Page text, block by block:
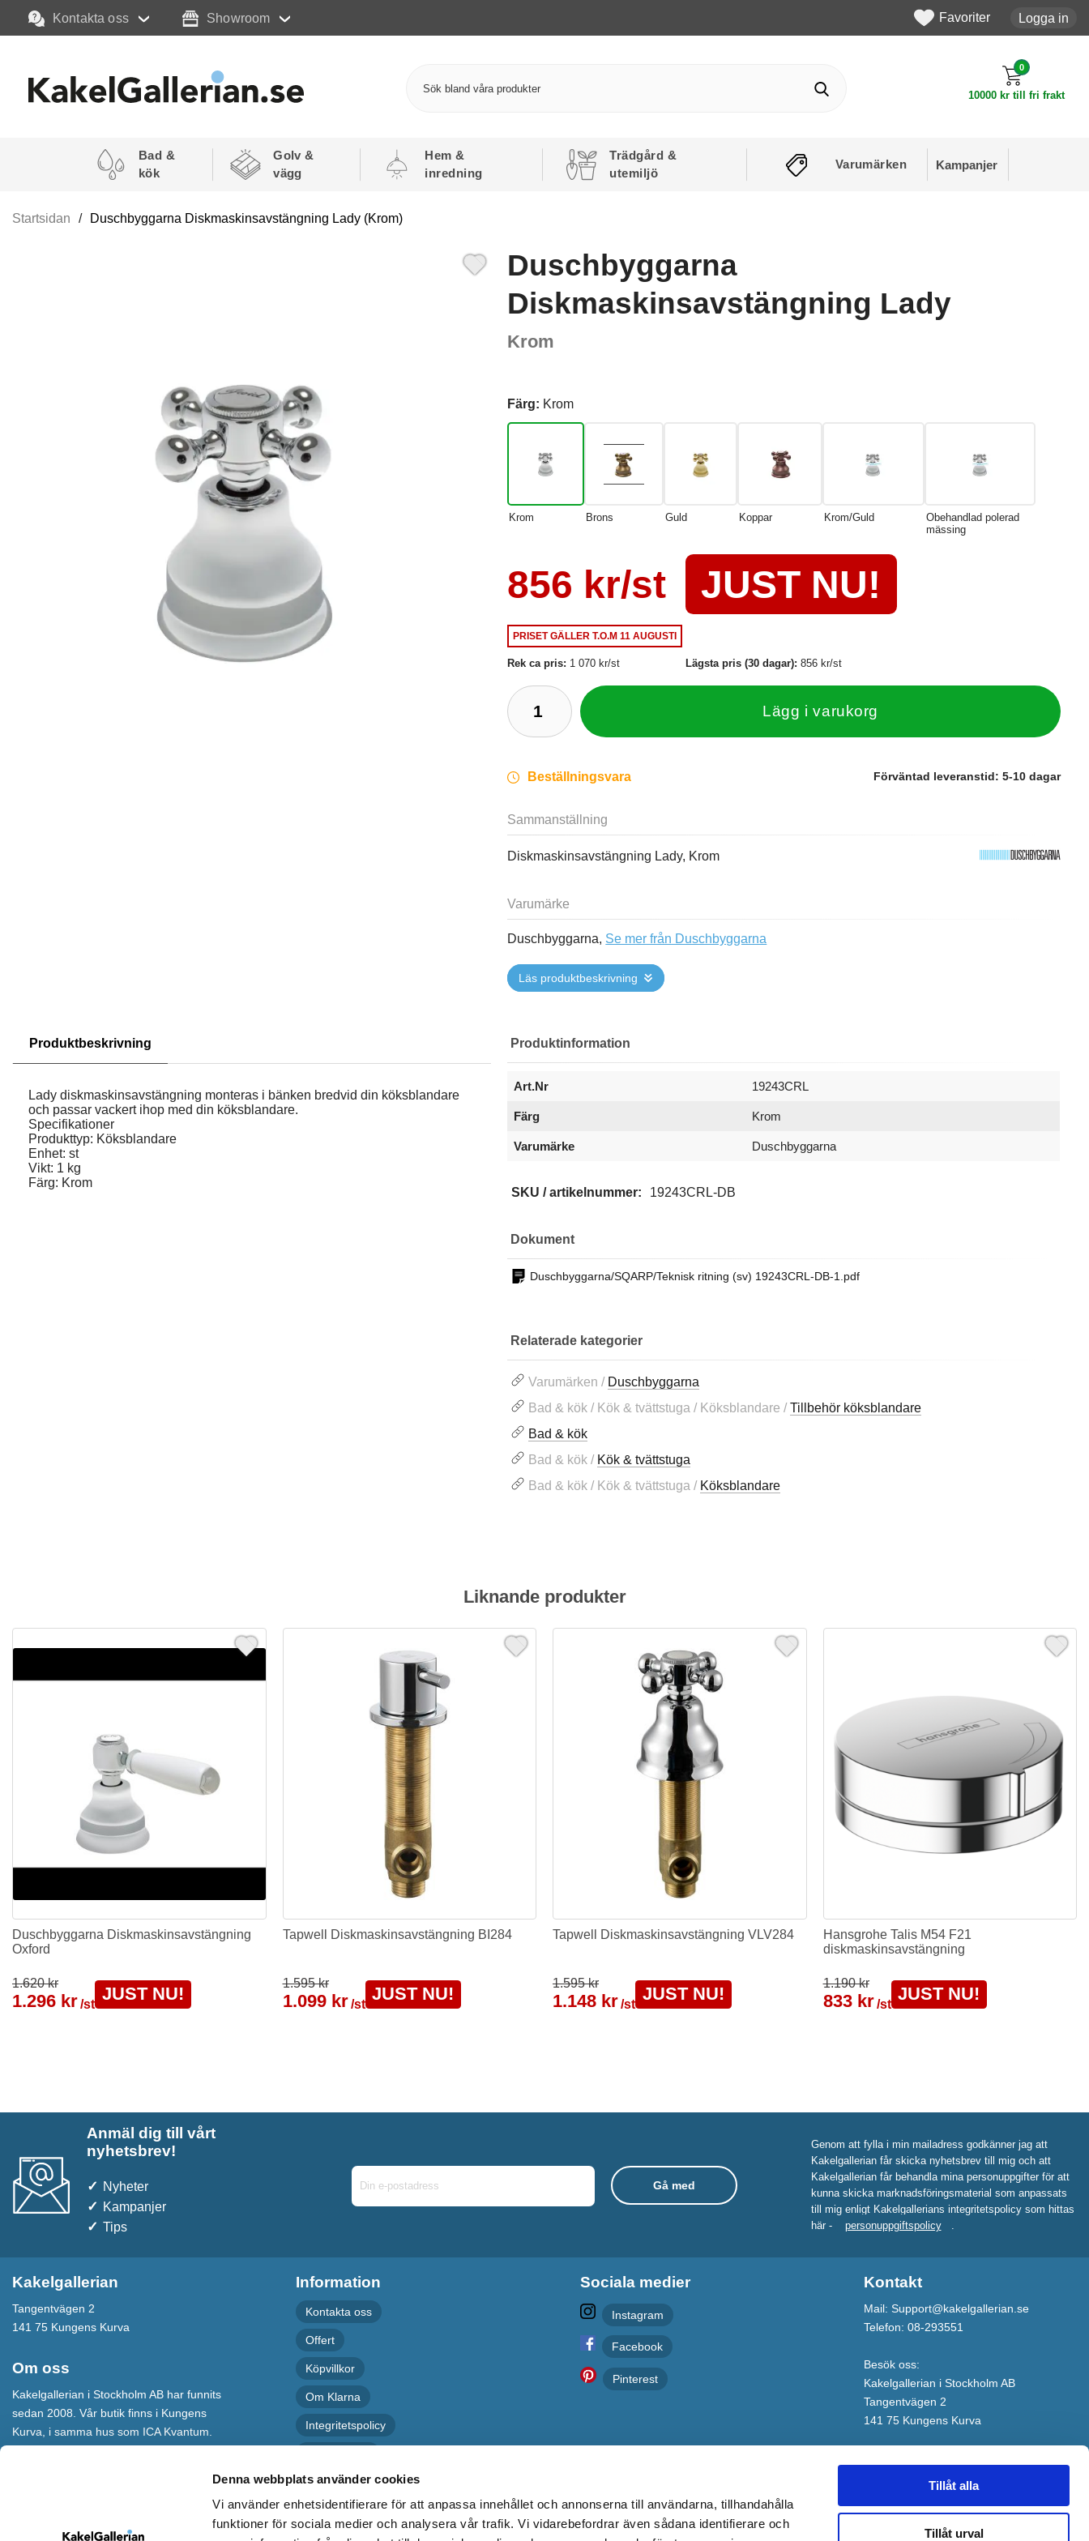
Denna webbplats använder cookies
Vi använder enhetsidentifierare för att anpassa innehållet och annonserna till användarna, tillhandahålla
funktioner för sociala medier och analysera vår trafik. Vi vidarebefordrar även sådana identifierare och
Tillåt alla
Tillåt urval
Kontakta oss Showroom Favoriter Logga in
0
10000 kr till fri frakt
Bad &
kök
Golv &
vägg
Hem &
inredning
Trädgård &
utemiljö
Varumärken Kampanjer
Startsidan Duschbyggarna Diskmaskinsavstängning Lady (Krom)
Duschbyggarna
Diskmaskinsavstängning Lady
Krom
Färg: Krom
Krom Brons Guld Koppar Krom/Guld
Obehandlad polerad
mässing
856 kr/st JUST NU!
PRISET GÄLLERT.O.M 11 AUGUSTI
Rek ca pris: 1 070 kr/st Lägsta pris (30 dagar):856 kr/st
Lägg i varukorg
Beställningsvara Förväntad leveranstid: 5-10 dagar
Sammanställning
Diskmaskinsavstängning Lady, Krom
Varumärke
Duschbyggarna, Se mer från Duschbyggarna
Läs produktbeskrivning
Produktbeskrivning
Lady diskmaskinsavstängning monteras i bänken bredvid din köksblandare
och passar vackert ihop med din köksblandare.
Specifikationer
Produkttyp: Köksblandare
Enhet: st
Vikt: 1 kg
Färg: Krom
Produktinformation
Art.Nr 19243CRL
Färg Krom
Varumärke Duschbyggarna
SKU / artikelnummer: 19243CRL-DB
Dokument
Duschbyggarna/SQARP/Teknisk ritning (sv) 19243CRL-DB-1.pdf
Relaterade kategorier
Varumärken / Duschbyggarna
Bad & kök / Kök & tvättstuga / Köksblandare /Tillbehör köksblandare
Bad & kök
Bad & kök / Kök & tvättstuga
Bad & kök / Kök & tvättstuga / Köksblandare
Liknande produkter
Duschbyggarna Diskmaskinsavstängning
Oxford
1.620 kr
1.296 kr/st
JUST NU!
Tapwell Diskmaskinsavstängning BI284
1.595 kr
1.099 kr /st
JUST NU!
Tapwell Diskmaskinsavstängning VLV284
1.595 kr
1.148 kr/st
JUST NU!
Hansgrohe Talis M54 F21
diskmaskinsavstängning
1.190 kr
833 kr /st
JUST NU!
Anmäl dig till vårt
nyhetsbrev!
Nyheter
Kampanjer
Tips
Genom att fylla i min mailadress godkänner jag att
Kakelgallerian får skicka nyhetsbrev till mig och att
Kakelgallerian får behandla mina personuppgifter för att
kunna skicka marknadsföringsmaterial som anpassats
till mig enligt Kakelgallerians integritetspolicy som hittas
här -
personuppgiftspolicy
Kakelgallerian
Tangentvägen 2
141 75 Kungens Kurva
Om oss
Kakelgallerian i Stockholm AB har funnits
sedan 2008. Vår butik finns i Kungens
Kurva, i samma hus som ICA Kvantum.
Information
Kontakta oss
Offert
Köpvillkor
Om Klarna
Integritetspolicy
Sociala medier
Instagram
Facebook
Pinterest
Kontakt
Mail: Support@kakelgallerian.se
Telefon: 08-293551
Besök oss:
Kakelgallerian i Stockholm AB
Tangentvägen 2
141 75 Kungens Kurva